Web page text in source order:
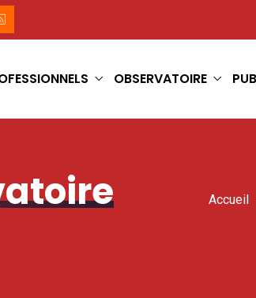
OBSERVATOIRE
Accueil